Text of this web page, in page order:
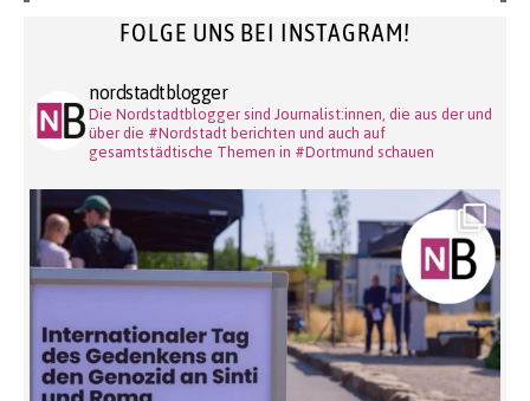
FOLGE UNS BEI INSTAGRAM!
nordstadtblogger
Die Nordstadtblogger sind Journalist:innen, die aus der und
über die #Nordstadt berichten und auch auf
gesamtstädtische Themen in #Dortmund schauen